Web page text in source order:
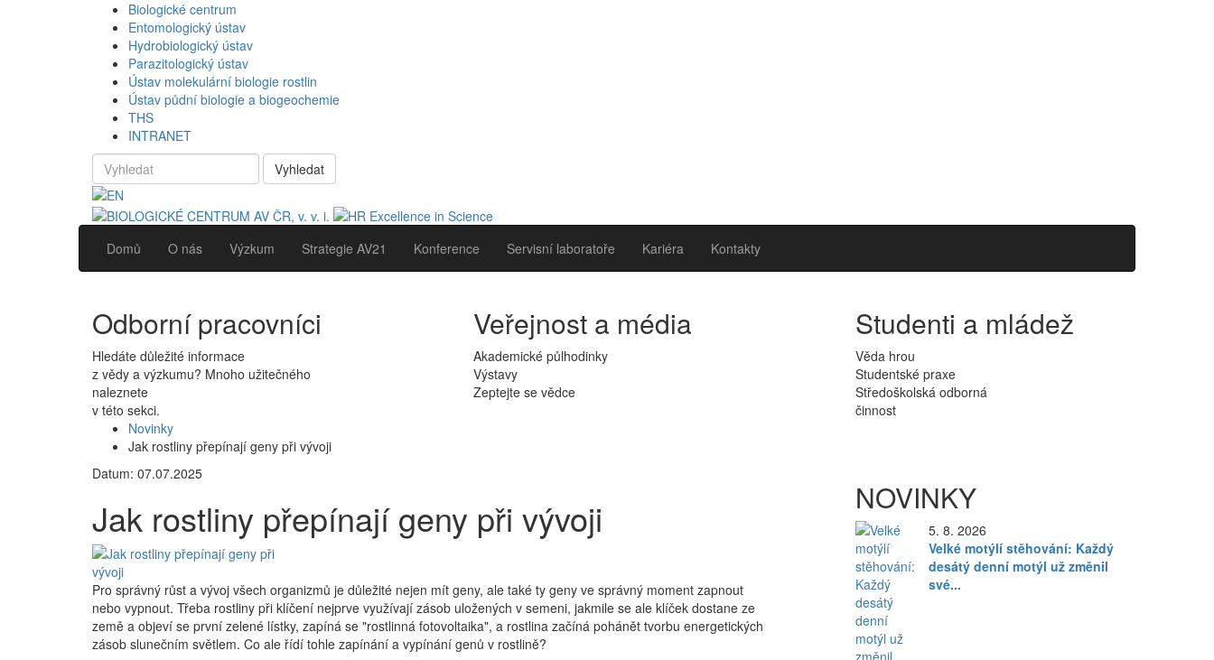
Biologické centrum
Entomologický ústav
Hydrobiologický ústav
Parazitologický ústav
Ústav molekulární biologie rostlin
Ústav půdní biologie a biogeochemie
THS
INTRANET
Vyhledat
Domů O nás Výzkum Strategie AV21 Konference Servisní laboratoře Kariéra Kontakty
Odborní pracovníci
Hledáte důležité informace
z vědy a výzkumu? Mnoho užitečného
naleznete
v této sekci.
Veřejnost a média
Akademické půlhodinky
Výstavy
Zeptejte se vědce
Studenti a mládež
Věda hrou
Studentské praxe
Středoškolská odborná
činnost
Novinky
Jak rostliny přepínají geny při vývoji
Datum: 07.07.2025
Jak rostliny přepínají geny při vývoji
Pro správný růst a vývoj všech organizmů je důležité nejen mít geny, ale také ty geny ve správný moment zapnout
nebo vypnout. Třeba rostliny při klíčení nejprve využívají zásob uložených v semeni, jakmile se ale klíček dostane ze
země a objeví se první zelené lístky, zapíná se "rostlinná fotovoltaika", a rostlina začíná pohánět tvorbu energetických
zásob slunečním světlem. Co ale řídí tohle zapínání a vypínání genů v rostlině?
NOVINKY
5. 8. 2026
Velké motýlí stěhování: Každý
desátý denní motýl už změnil
své...